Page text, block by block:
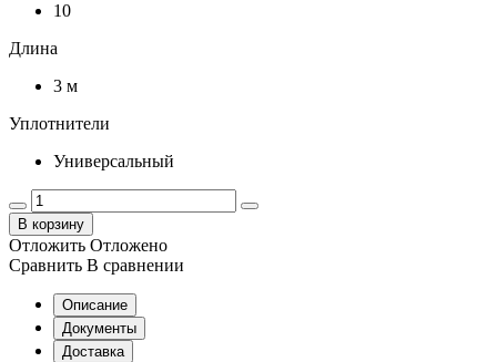
10
Длина
3 м
Уплотнители
Универсальный
В корзину
Отложить Отложено
Сравнить В сравнении
Описание
Документы
Доставка